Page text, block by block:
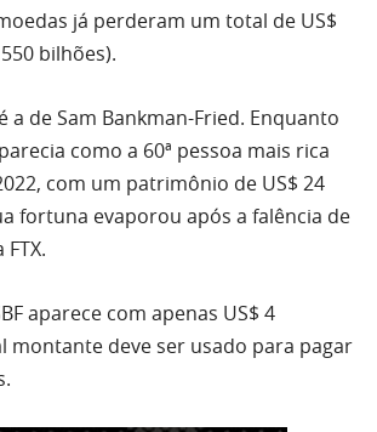
já perderam um total de US$
bilhões).
a de Sam Bankman-Fried. Enquanto
como a 60ª pessoa mais rica
com um patrimônio de US$ 24
fortuna evaporou após a falência de
aparece com apenas US$ 4
montante deve ser usado para pagar